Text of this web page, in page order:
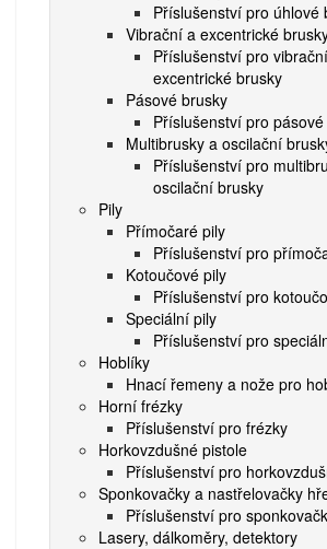
Příslušenství pro úhlové
Vibrační a excentrické
Příslušenství pro
excentrické brusky
Pásové brusky
Příslušenství pro
Multibrusky a oscilační
Příslušenství pro
oscilační brusky
Pily
Přímočaré pily
Příslušenství pro
Kotoučové pily
Příslušenství pro
Speciální pily
Příslušenství pro
Hoblíky
Hnací řemeny a nože pro
Horní frézky
Příslušenství pro frézky
Horkovzdušné pistole
Příslušenství pro
Sponkovačky a nastřelovačky
Příslušenství pro
Lasery, dálkoměry, detektory